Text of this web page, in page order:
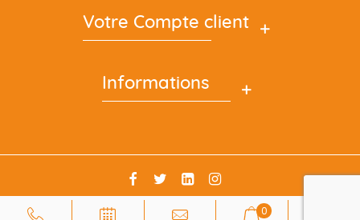
0
Votre Compte client
Informations
Cyclez © 2023 - Création de sites internetITIS COMMERCE